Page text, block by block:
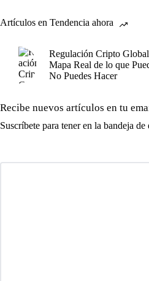
Artículos en Tendencia ahora
Regulación Cripto
Mapa Real de lo que
No Puedes Hacer
Recibe nuevos artículos en tu
Suscríbete para tener en la bandeja